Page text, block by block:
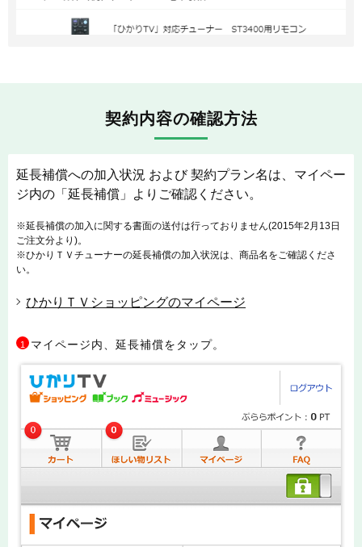
契約内容の確認方法
延長補償への加入状況 および 契約プラン名は、マイペー
ジ内の「延長補償」よりご確認ください。
※延長補償の加入に関する書面の送付は行っておりません(2015年2月13日
ご注文分より)。
※ひかりＴＶチューナーの延長補償の加入状況は、商品名をご確認くださ
い。
ひかりＴＶショッピングのマイページ
1 マイページ内、延長補償をタップ。